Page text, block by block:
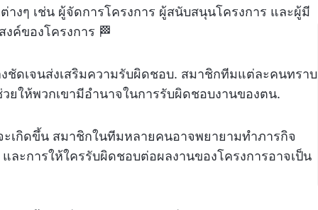
งๆ เช่น ผู้จัดการโครงการ ผู้สนับสนุนโครงการ และผู้มี
งค์ของโครงการ 🏁
ชัดเจนส่งเสริมความรับผิดชอบ. สมาชิกทีมแต่ละคนทราบ
ให้พวกเขามีอำนาจในการรับผิดชอบงานของตน.
เกิดขึ้น สมาชิกในทีมหลายคนอาจพยายามทำภารกิจ
และการให้ใครรับผิดชอบต่อผลงานของโครงการอาจเป็น